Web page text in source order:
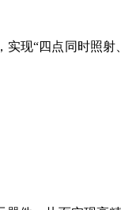
现“四点同时照射